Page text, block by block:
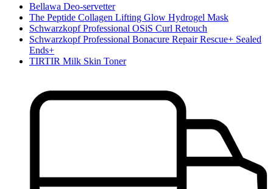
Bellawa Deo-servetter
The Peptide Collagen Lifting Glow Hydrogel Mask
Schwarzkopf Professional OSiS Curl Retouch
Schwarzkopf Professional Bonacure Repair Rescue+ Sealed
Ends+
TIRTIR Milk Skin Toner